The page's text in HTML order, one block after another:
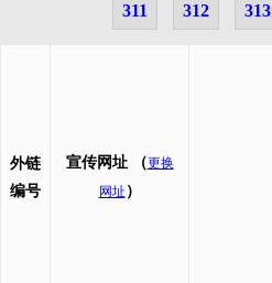
311 312 313
外链
编号
宣传网址 （更换
网址 ）